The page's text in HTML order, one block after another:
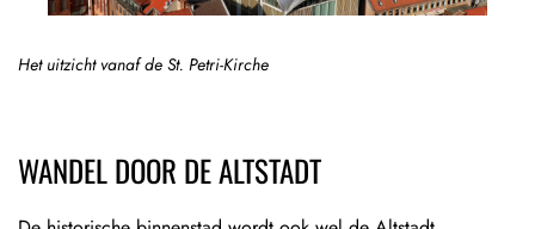
Het uitzicht vanaf de St. Petri-Kirche
WANDEL DOOR DE ALTSTADT